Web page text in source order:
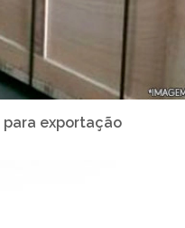
para exportação